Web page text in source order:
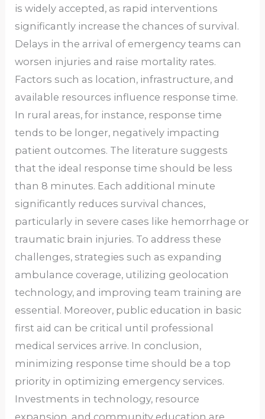
is widely accepted, as rapid interventions
significantly increase the chances of survival.
Delays in the arrival of emergency teams can
worsen injuries and raise mortality rates.
Factors such as location, infrastructure, and
available resources influence response time.
In rural areas, for instance, response time
tends to be longer, negatively impacting
patient outcomes. The literature suggests
that the ideal response time should be less
than 8 minutes. Each additional minute
significantly reduces survival chances,
particularly in severe cases like hemorrhage or
traumatic brain injuries. To address these
challenges, strategies such as expanding
ambulance coverage, utilizing geolocation
technology, and improving team training are
essential. Moreover, public education in basic
first aid can be critical until professional
medical services arrive. In conclusion,
minimizing response time should be a top
priority in optimizing emergency services.
Investments in technology, resource